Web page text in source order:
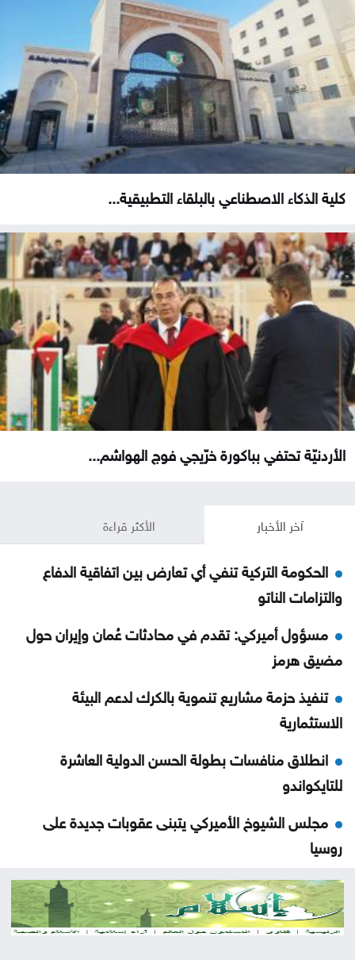
كلية الذكاء الاصطناعي بالبلقاء التطبيقية...
الأردنيّة تحتفي بباكورة خرّيجي فوج الهواشم...
آخر الأخبار الأكثر قراءة
الحكومة التركية تنفي أي تعارض بين اتفاقية الدفاع
والتزامات الناتو
مسؤول أميركي: تقدم في محادثات عُمان وإيران حول
مضيق هرمز
تنفيذ حزمة مشاريع تنموية بالكرك لدعم البيئة
الاستثمارية
انطلاق منافسات بطولة الحسن الدولية العاشرة
للتايكواندو
مجلس الشيوخ الأميركي يتبنى عقوبات جديدة على
روسيا
الحوثيون يتبنون هجومًا على معسكر للقوات الحكومية
في مأرب